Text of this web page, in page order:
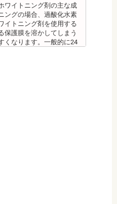
でも、ブラッシング不足
できてしまいます。フッ
だけで、通常の歯ブラ
す。
をコーティングし虫歯に
ワイトニング剤の主な成
ングの場合、過酸化水素
イトニング剤を使用する
保護膜を溶かしてしまう
くなります。一般的に24